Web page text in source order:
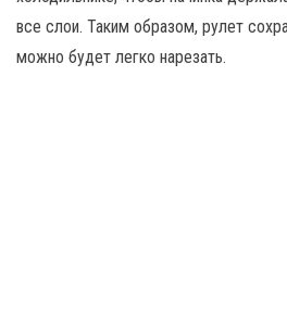
все слои. Таким образом, рулет
можно будет легко нарезать.